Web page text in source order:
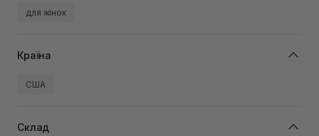
для жінок
Країна
США
Склад